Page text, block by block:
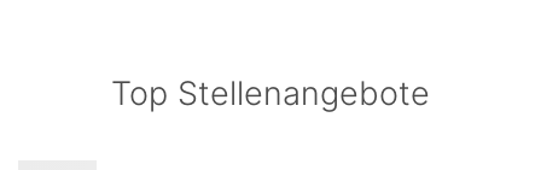
Top Stellenangebote